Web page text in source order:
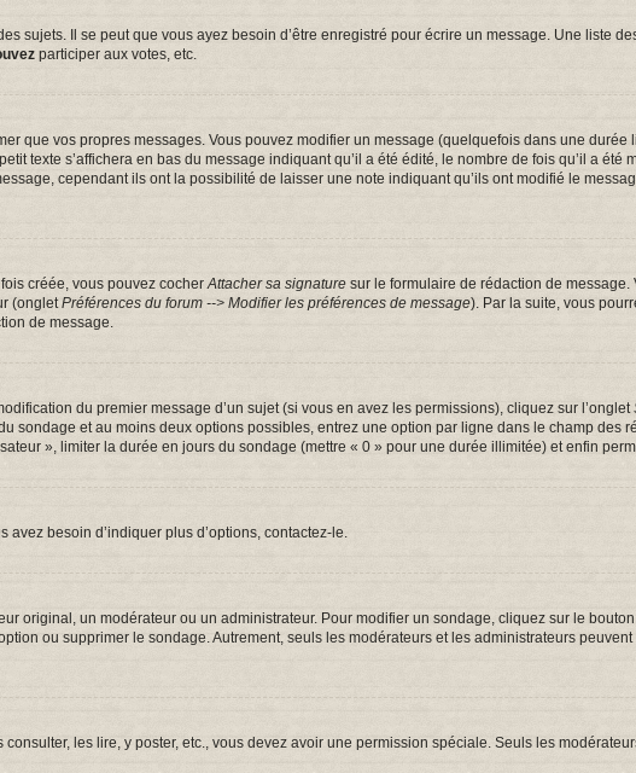
sujets. Il se peut que vous ayez besoin d’être enregistré pour écrire un message. Une liste
participer aux votes, etc.
que vos propres messages. Vous pouvez modifier un message (quelquefois dans une
texte s’affichera en bas du message indiquant qu’il a été édité, le nombre de fois qu’il a été
cependant ils ont la possibilité de laisser une note indiquant qu’ils ont modifié le
créée, vous pouvez cocherAttacher sa signature sur le formulaire de rédaction de
(ongletPréférences du forum --> Modifier les préférences de message). Par la suite, vous
de message.
du premier message d’un sujet (si vous en avez les permissions), cliquez sur l’onglet
sondage et au moins deux options possibles, entrez une option par ligne dans le champ des
», limiter la durée en jours du sondage (mettre « 0 » pour une durée illimitée) et enfin
avez besoin d’indiquer plus d’options, contactez-le.
original, un modérateur ou un administrateur. Pour modifier un sondage, cliquez sur le bouton
ou supprimer le sondage. Autrement, seuls les modérateurs et les administrateurs
les lire, y poster, etc., vous devez avoir une permission spéciale. Seuls les